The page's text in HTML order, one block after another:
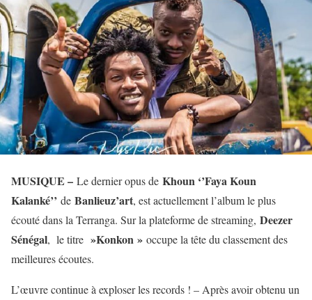
MUSIQUE – Le dernier opus de Khoun ‘’Faya Koun
Kalanké’’ de Banlieuz’art, est actuellement l’album le plus
écouté dans la Terranga. Sur la plateforme de streaming, Deezer
Sénégal, le titre »Konkon » occupe la tête du classement des
meilleures écoutes.
L’œuvre continue à exploser les records ! – Après avoir obtenu un